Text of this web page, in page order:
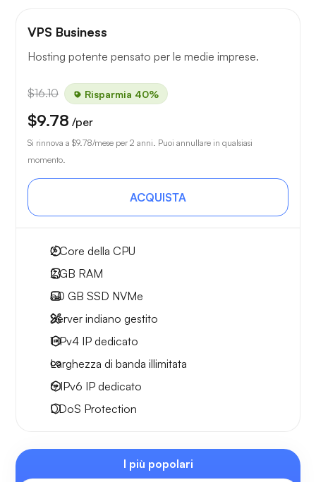
VPS Business
Hosting potente pensato per le medie imprese.
$16.10 Risparmia 40%
$9.78 /per
Si rinnova a $9.78/mese per 2 anni. Puoi annullare in qualsiasi
momento.
ACQUISTA
2Core della CPU
2 GB RAM
50 GB SSD NVMe
Server indiano gestito
1 IPv4 IP dedicato
Larghezza di banda illimitata
6 IPv6 IP dedicato
DDoS Protection
I più popolari